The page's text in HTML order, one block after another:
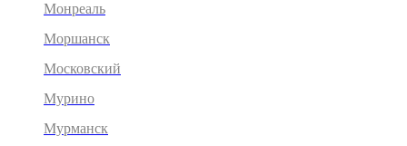
Монреаль
Моршанск
Московский
Мурино
Мурманск